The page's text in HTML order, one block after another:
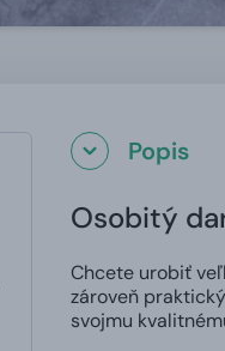
Popis
Osobitý
Chcete urobiť
zároveň
svojmu